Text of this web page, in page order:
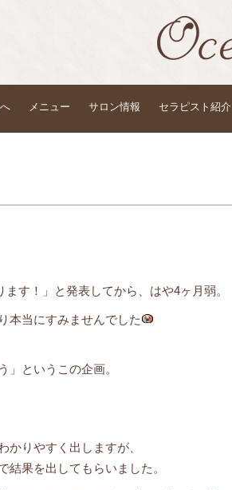
メニュー サロン情報 セラピスト紹介
す！」と発表してから、はや4ヶ月弱。
本当にすみませんでした
」というこの企画。
かりやすく出しますが、
果を出してもらいました。